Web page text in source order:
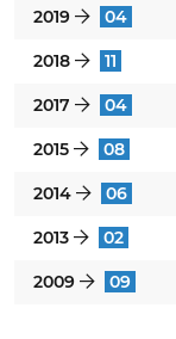
2019 } 04
2018 } 11
2017 } 04
2015 } 08
2014 } 06
2013 } 02
2009 } 09